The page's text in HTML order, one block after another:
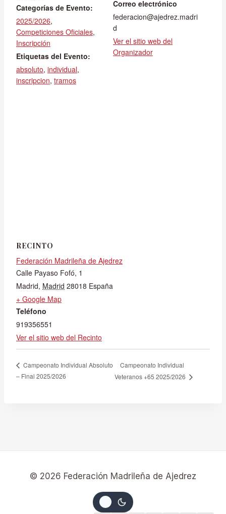
Categorías de Evento:
2025/2026,
Competiciones Oficiales,
Inscripción
Etiquetas del Evento:
absoluto, individual,
inscripcion, tramos
Correo electrónico
federacion@ajedrez.madri
d
Ver el sitio web del
Organizador
RECINTO
Federación Madrileña de Ajedrez
Calle Payaso Fofó, 1
Madrid, Madrid 28018 España
+ Google Map
Teléfono
919356551
Ver el sitio web del Recinto
Campeonato Individual Absoluto
– Final 2025/2026
Campeonato Individual
Veteranos +65 2025/2026
© 2026 Federación Madrileña de Ajedrez